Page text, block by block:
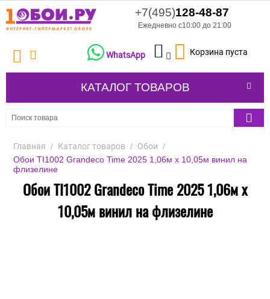
+7(495)128-48-87
Ежедневно с10:00 до 21:00
Корзина пуста
WhatsApp
КАТАЛОГ ТОВАРОВ
Главная / Каталог товаров / Обои /
Обои TI1002 Grandeco Time 2025 1,06м х 10,05м винил на
флизелине
Обои TI1002 Grandeco Time 2025 1,06м х
10,05м винил на флизелине